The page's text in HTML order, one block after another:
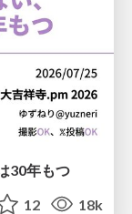
30年もつ
12 18k